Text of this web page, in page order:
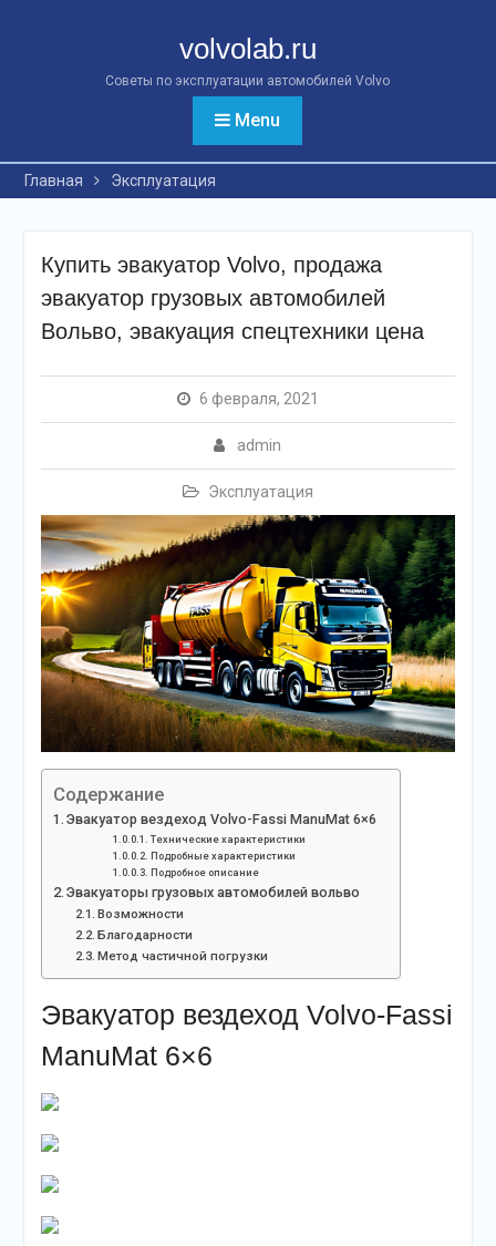
volvolab.ru
Советы по эксплуатации автомобилей Volvo
Menu
Главная Эксплуатация
Купить эвакуатор Volvo, продажа
эвакуатор грузовых автомобилей
Вольво, эвакуация спецтехники цена
6 февраля, 2021
admin
Эксплуатация
Содержание
Эвакуатор вездеход Volvo-Fassi ManuMat 6×6
Технические характеристики
Подробные характеристики
Подробное описание
Эвакуаторы грузовых автомобилей вольво
Возможности
Благодарности
Метод частичной погрузки
Эвакуатор вездеход Volvo-Fassi
ManuMat 6×6